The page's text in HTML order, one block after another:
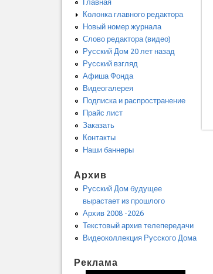
Главная
Колонка главного редактора
Новый номер журнала
Слово редактора (видео)
Русский Дом 20 лет назад
Русский взгляд
Афиша Фонда
Видеогалерея
Подписка и распространение
Прайс лист
Заказать
Контакты
Наши баннеры
Архив
Русский Дом будущее
вырастает из прошлого
Архив 2008 -2026
Текстовый архив телепередачи
Видеоколлекция Русского Дома
Реклама